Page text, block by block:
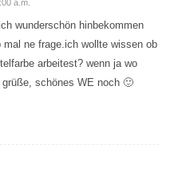
a.m.
wunderschön hinbekommen
ne frage.ich wollte wissen ob
arbeitest? wenn ja wo
schönes WE noch 🙂